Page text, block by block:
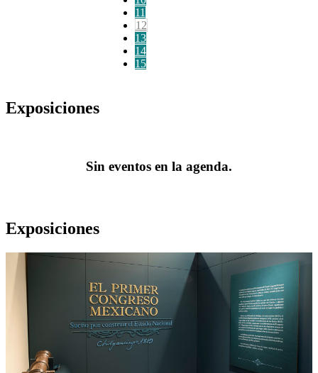
11
12
13
14
15
Exposiciones
Sin eventos en la agenda.
Exposiciones